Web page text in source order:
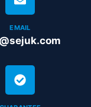
EMAIL